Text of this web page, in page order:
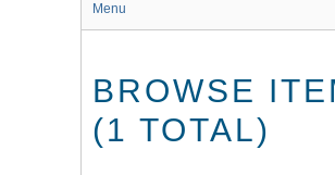
Menu
BROWSE
(1 TOTAL)